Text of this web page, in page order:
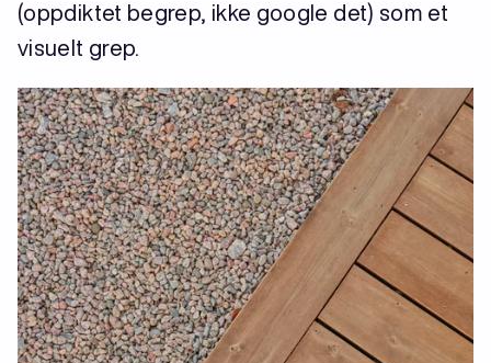
(oppdiktet begrep, ikke google det) som et
visuelt grep.